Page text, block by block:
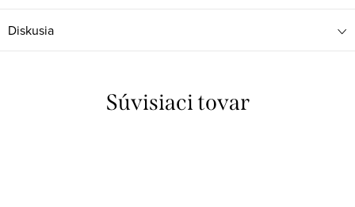
Diskusia
Súvisiaci tovar